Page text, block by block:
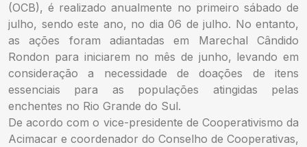
(OCB), é realizado anualmente no primeiro sábado de
julho, sendo este ano, no dia 06 de julho. No entanto,
as ações foram adiantadas em Marechal Cândido
Rondon para iniciarem no mês de junho, levando em
consideração a necessidade de doações de itens
essenciais para as populações atingidas pelas
enchentes no Rio Grande do Sul.
De acordo com o vice-presidente de Cooperativismo da
Acimacar e coordenador do Conselho de Cooperativas,